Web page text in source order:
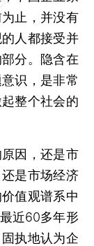
止，并没有
人都接受并
分。隐含在
识，是非常
整个社会的
因，还是市
是市场经济
值观谱系中
近60多年形
执地认为企